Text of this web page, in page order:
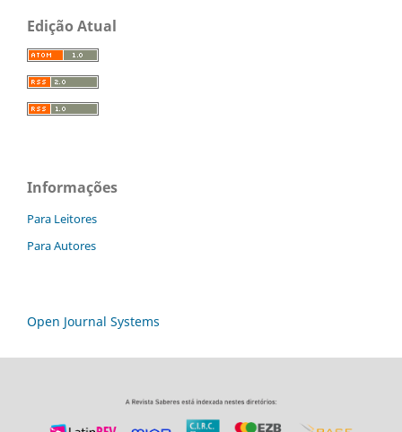
Edição Atual
Informações
Para Leitores
Para Autores
Open Journal Systems